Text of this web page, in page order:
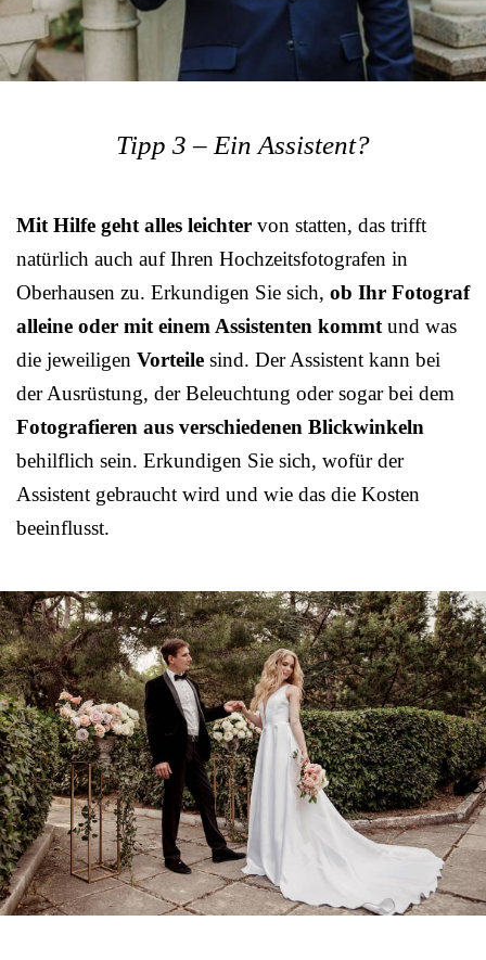
Tipp 3 – Ein Assistent?
Mit Hilfe geht alles leichter von statten, das trifft
natürlich auch auf Ihren Hochzeitsfotografen in
Oberhausen zu. Erkundigen Sie sich, ob Ihr Fotograf
alleine oder mit einem Assistenten kommt und was
die jeweiligen Vorteile sind. Der Assistent kann bei
der Ausrüstung, der Beleuchtung oder sogar bei dem
Fotografieren aus verschiedenen Blickwinkeln
behilflich sein. Erkundigen Sie sich, wofür der
Assistent gebraucht wird und wie das die Kosten
beeinflusst.